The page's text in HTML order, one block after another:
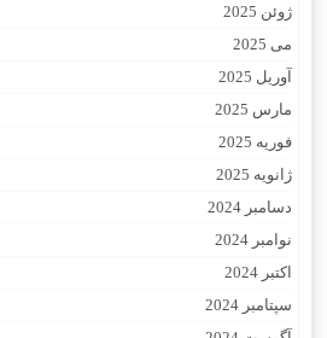
ژوئن 2025
می 2025
آوریل 2025
مارس 2025
فوریه 2025
ژانویه 2025
دسامبر 2024
نوامبر 2024
اکتبر 2024
سپتامبر 2024